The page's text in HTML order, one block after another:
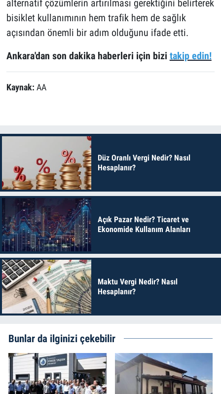
alternatif çözümlerin artırılması gerektiğini belirterek
bisiklet kullanımının hem trafik hem de sağlık
açısından önemli bir adım olduğunu ifade etti.
Ankara'dan son dakika haberleri için bizi takip edin!
Kaynak: AA
Düz Oranlı Vergi Nedir? Nasıl
Hesaplanır?
Açık Pazar Nedir? Ticaret ve
Ekonomide Kullanım Alanları
Maktu Vergi Nedir? Nasıl
Hesaplanır?
Bunlar da ilginizi çekebilir